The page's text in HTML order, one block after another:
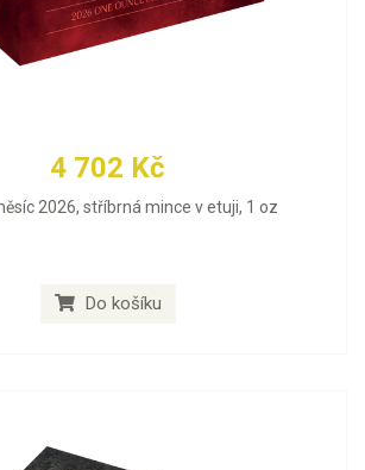
4 702 Kč
2026, stříbrná mince v etuji, 1 oz
Do košíku